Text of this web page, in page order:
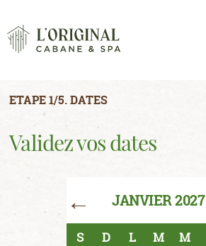
ETAPE 1/5. DATES
Validez vos dates
← JANVIER 2027
S D L M M